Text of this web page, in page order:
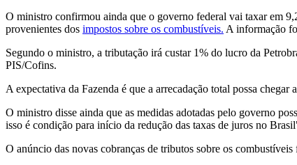
O ministro confirmou ainda que o governo federal vai taxar em
provenientes dos impostos sobre os combustíveis. A informação
Segundo o ministro, a tributação irá custar 1% do lucro da
PIS/Cofins.
A expectativa da Fazenda é que a arrecadação total possa
O ministro disse ainda que as medidas adotadas pelo governo
isso é condição para início da redução das taxas de juros no
O anúncio das novas cobranças de tributos sobre os